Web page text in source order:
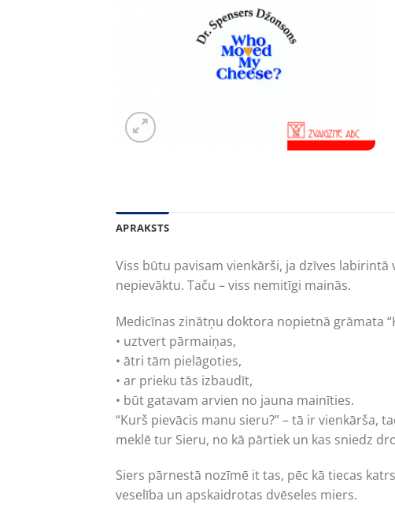
APRAKSTS
Viss būtu pavisam vienkārši, ja dzīves
nepievāktu. Taču – viss nemitīgi mainās.
Medicīnas zinātņu doktora nopietnā grāmata
• uztvert pārmaiņas,
• ātri tām pielāgoties,
• ar prieku tās izbaudīt,
• būt gatavam arvien no jauna mainīties.
“Kurš pievācis manu sieru?” – tā ir
meklē tur Sieru, no kā pārtiek un kas sniedz
Siers pārnestā nozīmē it tas, pēc kā tiecas
veselība un apskaidrotas dvēseles miers.